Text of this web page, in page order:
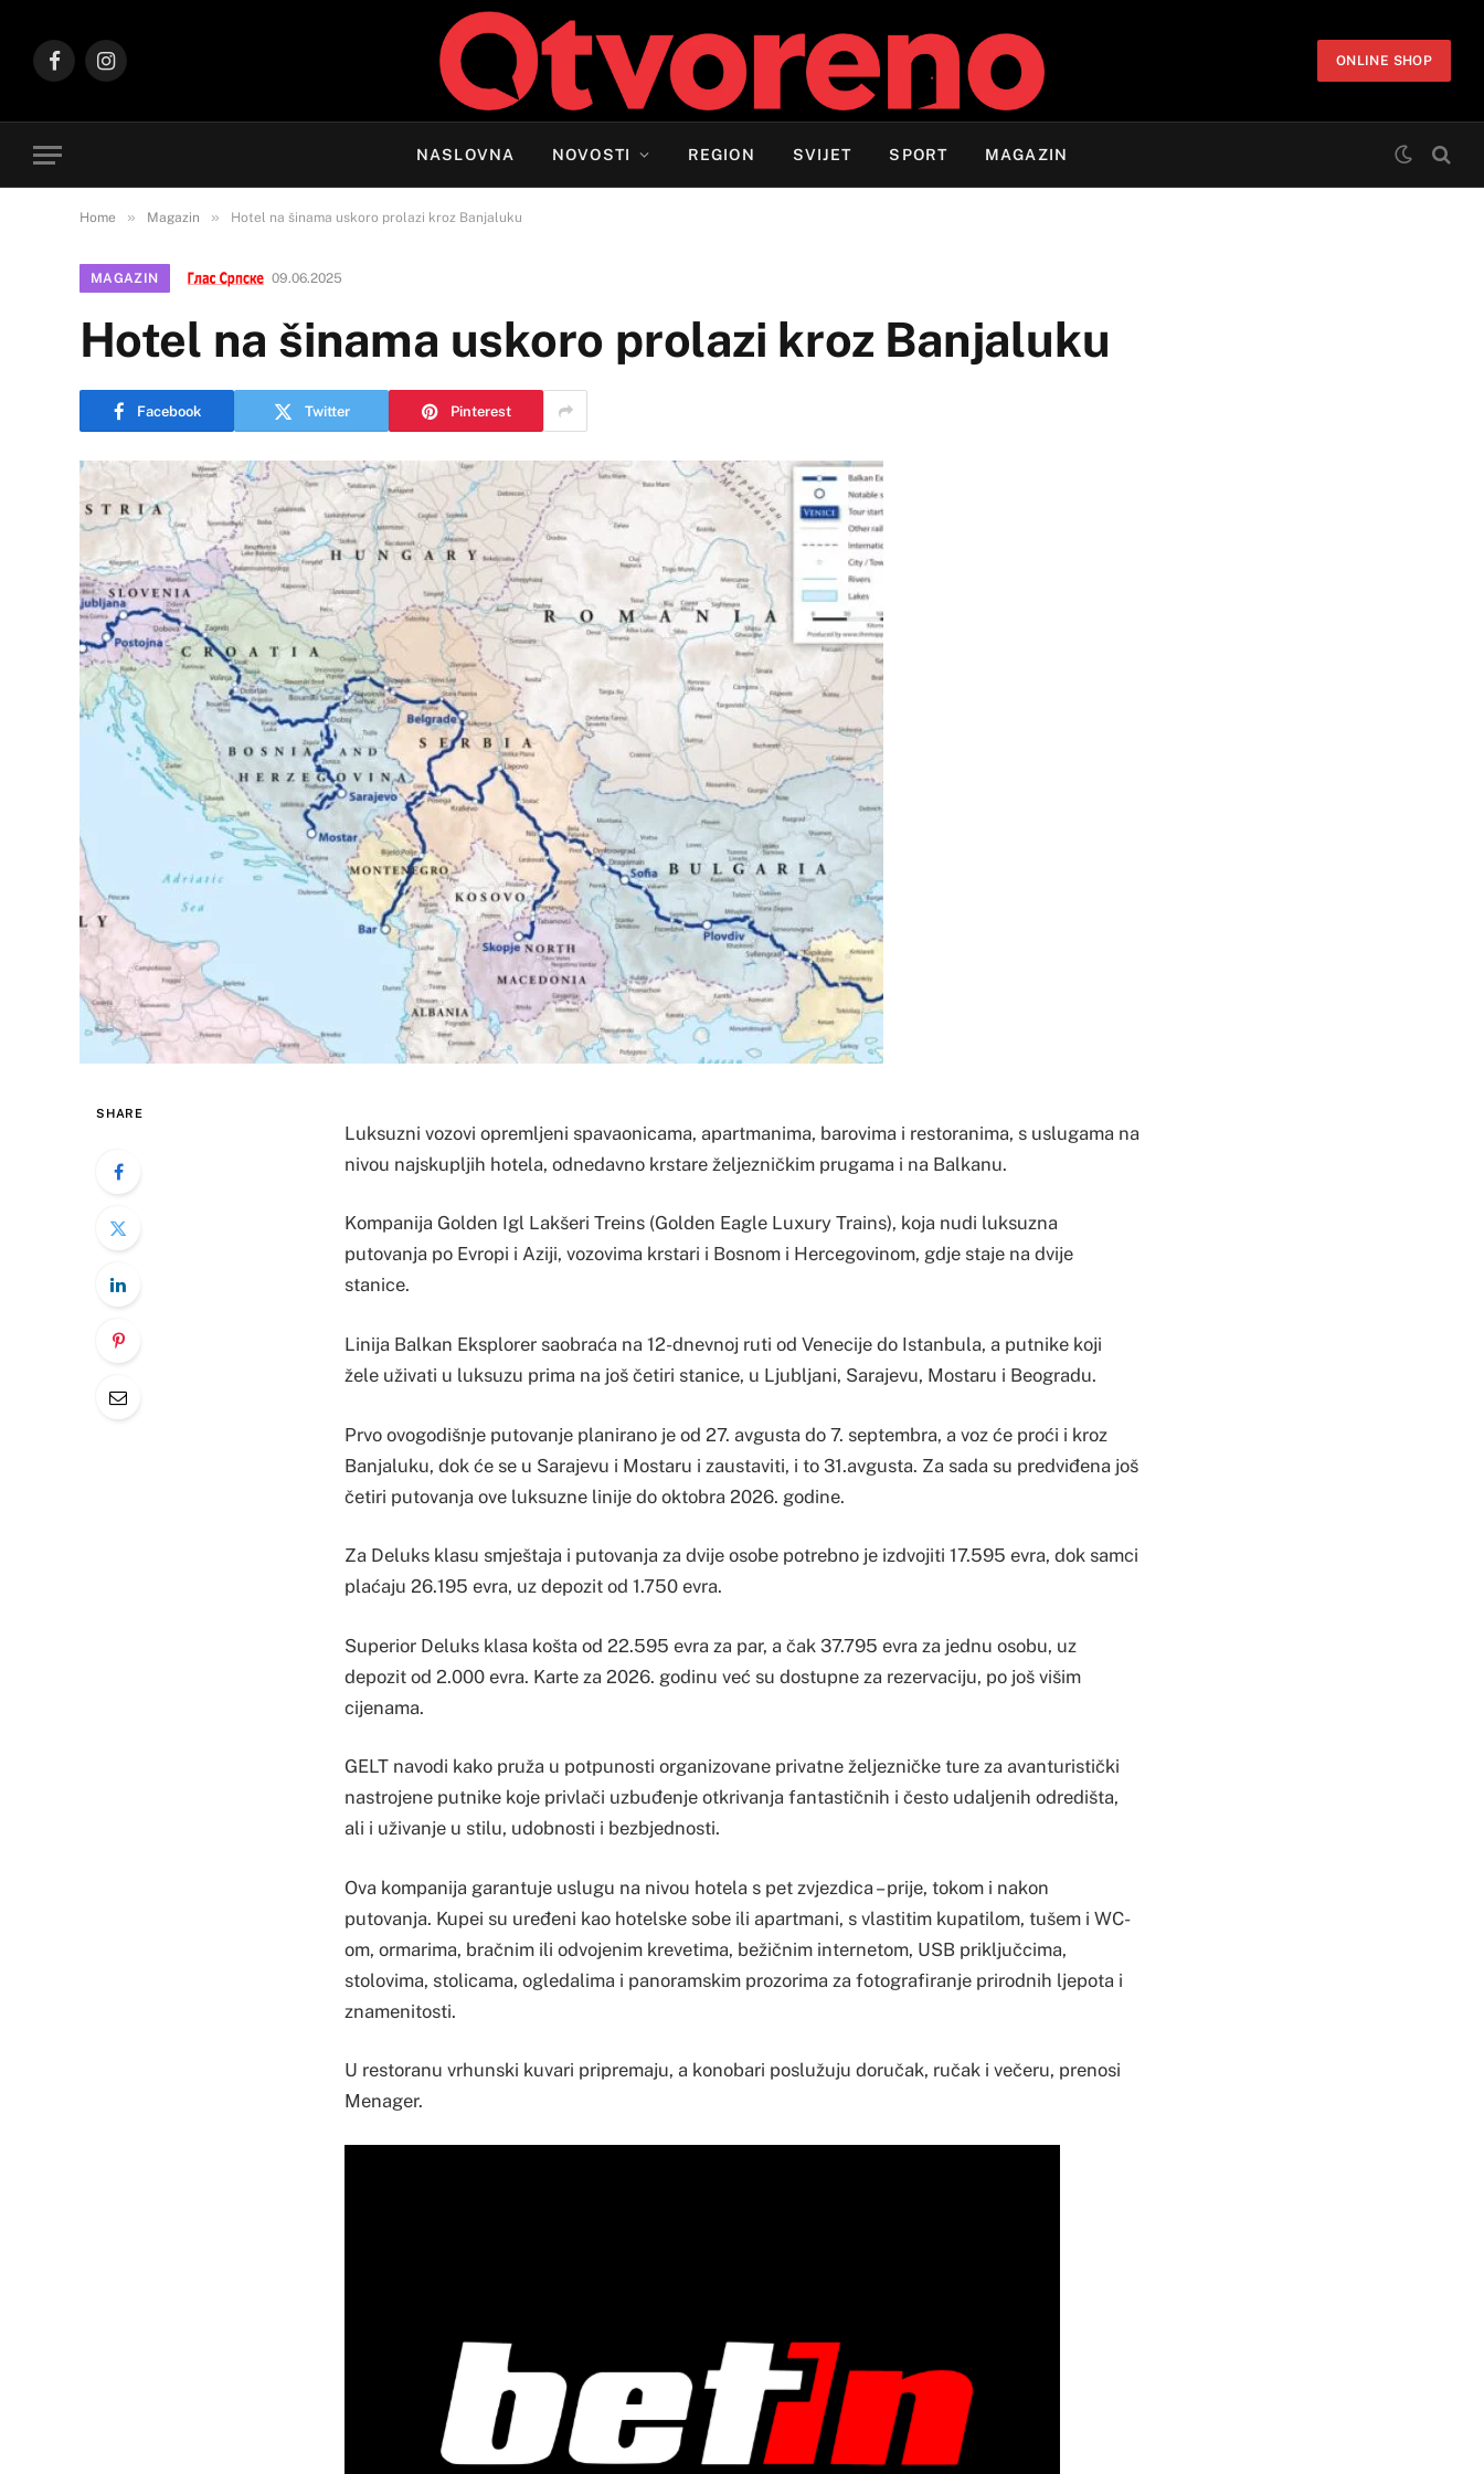
FacebookInstagram
ONLINE SHOP
NASLOVNA NOVOSTI REGION SVIJET SPORT MAGAZIN
Home » Magazin » Hotel na šinama uskoro prolazi kroz Banjaluku
MAGAZIN 09.06.2025
Hotel na šinama uskoro prolazi kroz Banjaluku
Facebook Twitter Pinterest
SHARE
Luksuzni vozovi opremljeni spavaonicama, apartmanima, barovima i restoranima, s uslugama na
nivou najskupljih hotela, odnedavno krstare željezničkim prugama i na Balkanu.
Kompanija Golden Igl Lakšeri Treins (Golden Eagle Luxury Trains), koja nudi luksuzna
putovanja po Evropi i Aziji, vozovima krstari i Bosnom i Hercegovinom, gdje staje na dvije
stanice.
Linija Balkan Eksplorer saobraća na 12-dnevnoj ruti od Venecije do Istanbula, a putnike koji
žele uživati u luksuzu prima na još četiri stanice, u Ljubljani, Sarajevu, Mostaru i Beogradu.
Prvo ovogodišnje putovanje planirano je od 27. avgusta do 7. septembra, a voz će proći i kroz
Banjaluku, dok će se u Sarajevu i Mostaru i zaustaviti, i to 31.avgusta. Za sada su predviđena još
četiri putovanja ove luksuzne linije do oktobra 2026. godine.
Za Deluks klasu smještaja i putovanja za dvije osobe potrebno je izdvojiti 17.595 evra, dok samci
plaćaju 26.195 evra, uz depozit od 1.750 evra.
Superior Deluks klasa košta od 22.595 evra za par, a čak 37.795 evra za jednu osobu, uz
depozit od 2.000 evra. Karte za 2026. godinu već su dostupne za rezervaciju, po još višim
cijenama.
GELT navodi kako pruža u potpunosti organizovane privatne željezničke ture za avanturistički
nastrojene putnike koje privlači uzbuđenje otkrivanja fantastičnih i često udaljenih odredišta,
ali i uživanje u stilu, udobnosti i bezbjednosti.
Ova kompanija garantuje uslugu na nivou hotela s pet zvjezdica – prije, tokom i nakon
putovanja. Kupei su uređeni kao hotelske sobe ili apartmani, s vlastitim kupatilom, tušem i WC-
om, ormarima, bračnim ili odvojenim krevetima, bežičnim internetom, USB priključcima,
stolovima, stolicama, ogledalima i panoramskim prozorima za fotografiranje prirodnih ljepota i
znamenitosti.
U restoranu vrhunski kuvari pripremaju, a konobari poslužuju doručak, ručak i večeru, prenosi
Menager.